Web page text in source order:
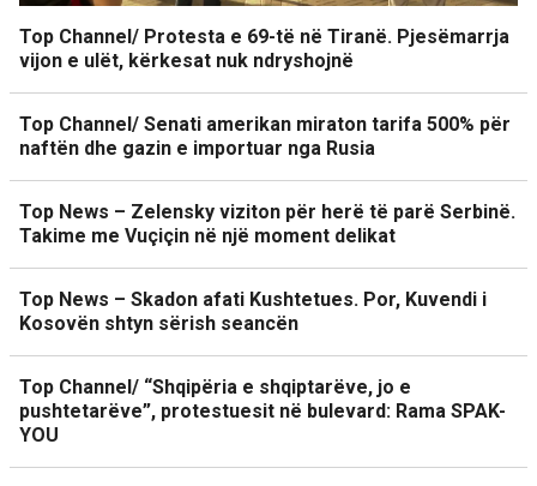
Top Channel/ Protesta e 69-të në Tiranë. Pjesëmarrja
vijon e ulët, kërkesat nuk ndryshojnë
Top Channel/ Senati amerikan miraton tarifa 500% për
naftën dhe gazin e importuar nga Rusia
Top News – Zelensky viziton për herë të parë Serbinë.
Takime me Vuçiçin në një moment delikat
Top News – Skadon afati Kushtetues. Por, Kuvendi i
Kosovën shtyn sërish seancën
Top Channel/ “Shqipëria e shqiptarëve, jo e
pushtetarëve”, protestuesit në bulevard: Rama SPAK-
YOU